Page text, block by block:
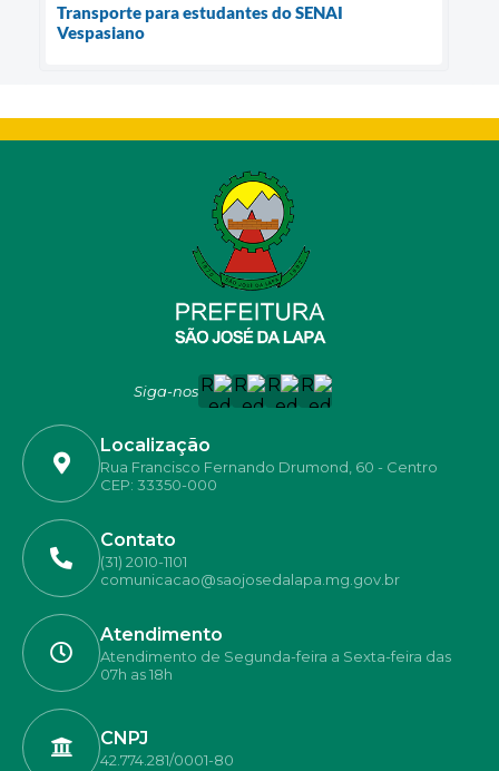
Transporte para estudantes do SENAI
Vespasiano
Siga-nos
Localização
Rua Francisco Fernando Drumond, 60 - Centro
CEP: 33350-000
Contato
(31) 2010-1101
comunicacao@saojosedalapa.mg.gov.br
Atendimento
Atendimento de Segunda-feira a Sexta-feira das
07h as 18h
CNPJ
42.774.281/0001-80